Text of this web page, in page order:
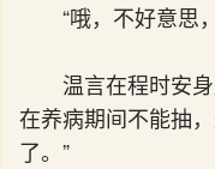
“哦，不好意思
温言在程时安
在养病期间不能抽
了。”